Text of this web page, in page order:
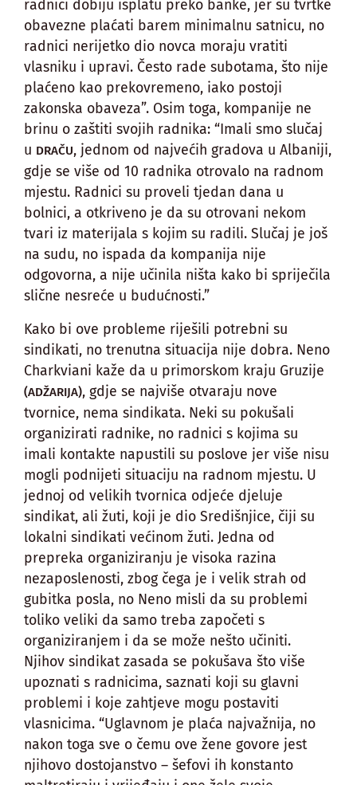
radnici dobiju isplatu preko banke, jer su tvrtke
obavezne plaćati barem minimalnu satnicu, no
radnici nerijetko dio novca moraju vratiti
vlasniku i upravi. Često rade subotama, što nije
plaćeno kao prekovremeno, iako postoji
zakonska obaveza”. Osim toga, kompanije ne
brinu o zaštiti svojih radnika: “Imali smo slučaj
u DRAČU, jednom od najvećih gradova u Albaniji,
gdje se više od 10 radnika otrovalo na radnom
mjestu. Radnici su proveli tjedan dana u
bolnici, a otkriveno je da su otrovani nekom
tvari iz materijala s kojim su radili. Slučaj je još
na sudu, no ispada da kompanija nije
odgovorna, a nije učinila ništa kako bi spriječila
slične nesreće u budućnosti.”
Kako bi ove probleme riješili potrebni su
sindikati, no trenutna situacija nije dobra. Neno
Charkviani kaže da u primorskom kraju Gruzije
(ADŽARIJA), gdje se najviše otvaraju nove
tvornice, nema sindikata. Neki su pokušali
organizirati radnike, no radnici s kojima su
imali kontakte napustili su poslove jer više nisu
mogli podnijeti situaciju na radnom mjestu. U
jednoj od velikih tvornica odjeće djeluje
sindikat, ali žuti, koji je dio Središnjice, čiji su
lokalni sindikati većinom žuti. Jedna od
prepreka organiziranju je visoka razina
nezaposlenosti, zbog čega je i velik strah od
gubitka posla, no Neno misli da su problemi
toliko veliki da samo treba započeti s
organiziranjem i da se može nešto učiniti.
Njihov sindikat zasada se pokušava što više
upoznati s radnicima, saznati koji su glavni
problemi i koje zahtjeve mogu postaviti
vlasnicima. “Uglavnom je plaća najvažnija, no
nakon toga sve o čemu ove žene govore jest
njihovo dostojanstvo – šefovi ih konstanto